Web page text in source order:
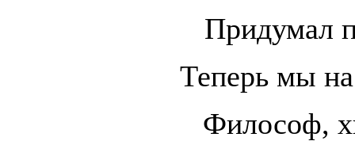
Придумал
Теперь мы
Философ,